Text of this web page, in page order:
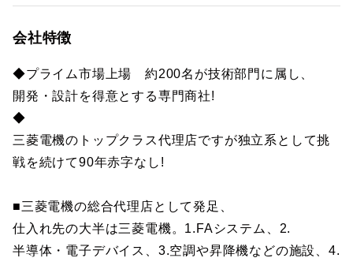
会社特徴
◆プライム市場上場 約200名が技術部門に属し、
開発・設計を得意とする専門商社!
◆
三菱電機のトップクラス代理店ですが独立系として挑
戦を続けて90年赤字なし!
■三菱電機の総合代理店として発足、
仕入れ先の大半は三菱電機。1.FAシステム、2.
半導体・電子デバイス、3.空調や昇降機などの施設、4.